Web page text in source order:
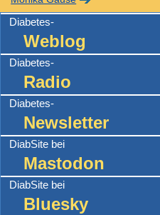
Diabetes-
Weblog
Diabetes-
Radio
Diabetes-
Newsletter
DiabSite bei
Mastodon
DiabSite bei
Bluesky